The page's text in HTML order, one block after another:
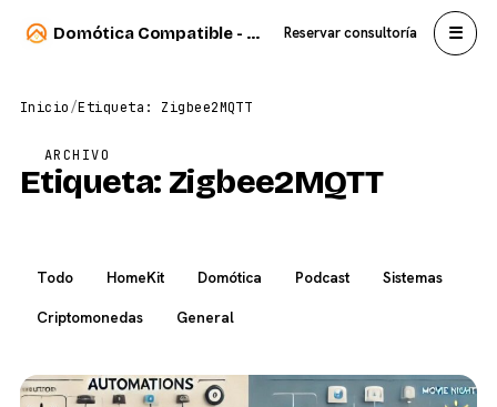
Domótica Compatible - Carlos Sahuquillo Reservar consultoría ☰
Inicio/Etiqueta: Zigbee2MQTT
ARCHIVO
Etiqueta: Zigbee2MQTT
Todo HomeKit Domótica Podcast
Sistemas
Criptomonedas
General